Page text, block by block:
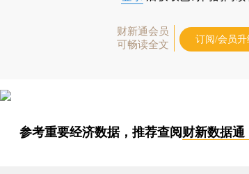
财新通会员
可畅读全文
订阅/会员升
参考重要经济数据，推荐查阅财新数据通